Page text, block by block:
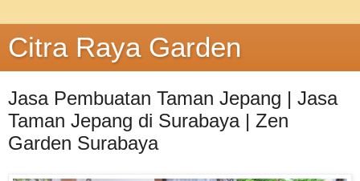
Citra Raya Garden
Jasa Pembuatan Taman Jepang | Jasa
Taman Jepang di Surabaya | Zen
Garden Surabaya